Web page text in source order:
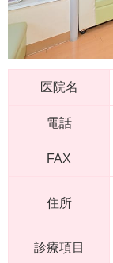
医院名
電話
FAX
住所
診療項目